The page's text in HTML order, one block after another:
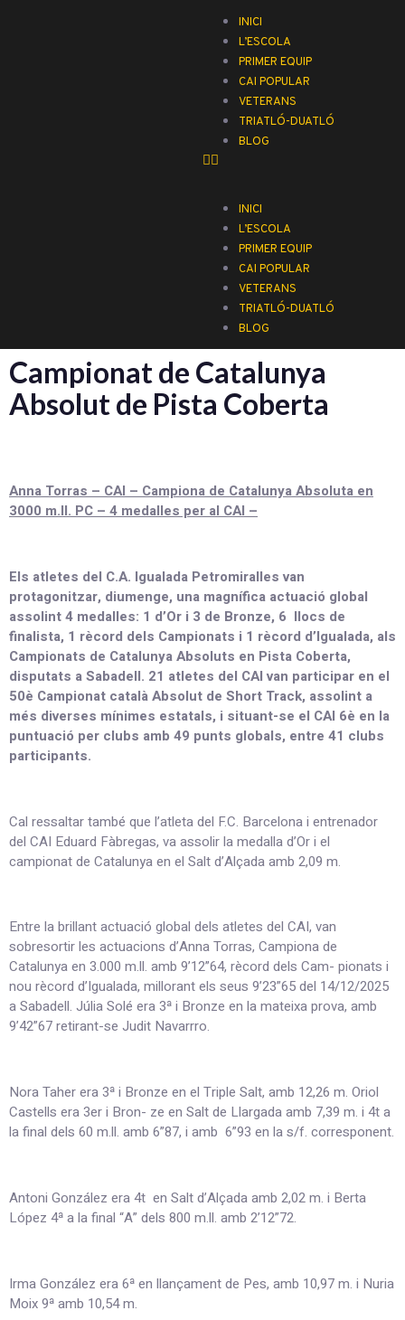
INICI
L’ESCOLA
PRIMER EQUIP
CAI POPULAR
VETERANS
TRIATLÓ-DUATLÓ
BLOG
INICI
L’ESCOLA
PRIMER EQUIP
CAI POPULAR
VETERANS
TRIATLÓ-DUATLÓ
BLOG
Campionat de Catalunya
Absolut de Pista Coberta
Anna Torras – CAI – Campiona de Catalunya Absoluta en
3000 m.ll. PC – 4 medalles per al CAI –
Els atletes del C.A. Igualada Petromiralles van
protagonitzar, diumenge, una magnífica actuació global
assolint 4 medalles: 1 d’Or i 3 de Bronze, 6 llocs de
finalista, 1 rècord dels Campionats i 1 rècord d’Igualada, als
Campionats de Catalunya Absoluts en Pista Coberta,
disputats a Sabadell. 21 atletes del CAI van participar en el
50è Campionat català Absolut de Short Track, assolint a
més diverses mínimes estatals, i situant-se el CAI 6è en la
puntuació per clubs amb 49 punts globals, entre 41 clubs
participants.
Cal ressaltar també que l’atleta del F.C. Barcelona i entrenador
del CAI Eduard Fàbregas, va assolir la medalla d’Or i el
campionat de Catalunya en el Salt d’Alçada amb 2,09 m.
Entre la brillant actuació global dels atletes del CAI, van
sobresortir les actuacions d’Anna Torras, Campiona de
Catalunya en 3.000 m.ll. amb 9’12”64, rècord dels Cam- pionats i
nou rècord d’Igualada, millorant els seus 9’23”65 del 14/12/2025
a Sabadell. Júlia Solé era 3ª i Bronze en la mateixa prova, amb
9’42”67 retirant-se Judit Navarrro.
Nora Taher era 3ª i Bronze en el Triple Salt, amb 12,26 m. Oriol
Castells era 3er i Bron- ze en Salt de Llargada amb 7,39 m. i 4t a
la final dels 60 m.ll. amb 6”87, i amb 6”93 en la s/f. corresponent.
Antoni González era 4t en Salt d’Alçada amb 2,02 m. i Berta
López 4ª a la final “A” dels 800 m.ll. amb 2’12”72.
Irma González era 6ª en llançament de Pes, amb 10,97 m. i Nuria
Moix 9ª amb 10,54 m.